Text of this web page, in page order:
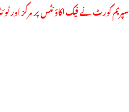
سپریم کورٹ نے فیک اکاؤنٹس پر مرکز اور